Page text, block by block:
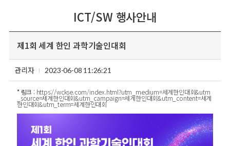
ICT/SW 행사안내
제1회 세계 한인 과학기술인대회
관리자 2023-06-08 11:26:21
* 링크 : https://wckse.com/index.html?utm_medium=세계한인대회&utm
_source=세계한인대회&utm_campaign=세계한인대회&utm_content=세계
한인대회&utm_term=세계한인대회